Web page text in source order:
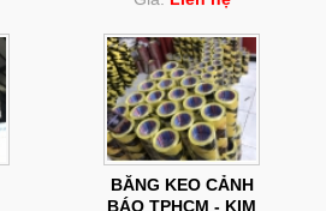
BĂNG KEO CẢNH
BÁO TPHCM - KIM